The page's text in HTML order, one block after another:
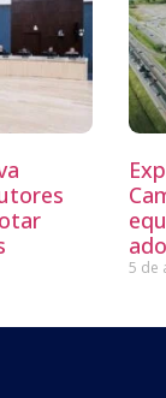
5 de